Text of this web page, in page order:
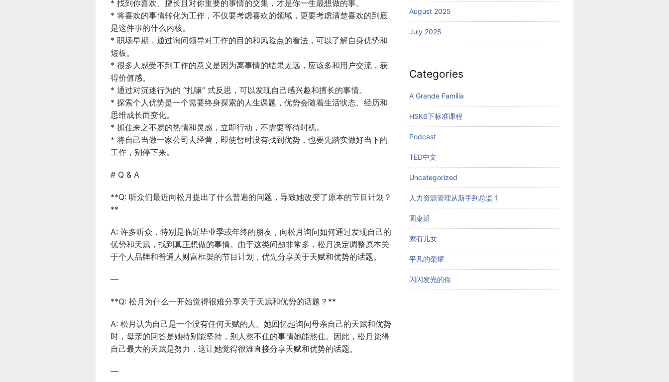
* 找到你喜欢、擅长且对你重要的事情的交集，才是你一生最想做的事。
* 将喜欢的事情转化为工作，不仅要考虑喜欢的领域，更要考虑清楚喜欢的到底
是这件事的什么内核。
* 职场早期，通过询问领导对工作的目的和风险点的看法，可以了解自身优势和
短板。
* 很多人感受不到工作的意义是因为离事情的结果太远，应该多和用户交流，获
得价值感。
* 通过对沉迷行为的 “扎嘛” 式反思，可以发现自己感兴趣和擅长的事情。
* 探索个人优势是一个需要终身探索的人生课题，优势会随着生活状态、经历和
思维成长而变化。
* 抓住来之不易的热情和灵感，立即行动，不需要等待时机。
* 将自己当做一家公司去经营，即使暂时没有找到优势，也要先踏实做好当下的
工作，别停下来。
# Q & A
**Q: 听众们最近向松月提出了什么普遍的问题，导致她改变了原本的节目计划？
**
A: 许多听众，特别是临近毕业季或年终的朋友，向松月询问如何通过发现自己的
优势和天赋，找到真正想做的事情。由于这类问题非常多，松月决定调整原本关
于个人品牌和普通人财富框架的节目计划，优先分享关于天赋和优势的话题。
—
**Q: 松月为什么一开始觉得很难分享关于天赋和优势的话题？**
A: 松月认为自己是一个没有任何天赋的人。她回忆起询问母亲自己的天赋和优势
时，母亲的回答是她特别能坚持，别人熬不住的事情她能熬住。因此，松月觉得
自己最大的天赋是努力，这让她觉得很难直接分享天赋和优势的话题。
—
August 2025
July 2025
Categories
A Grande Família
HSK6下标准课程
Podcast
TED中文
Uncategorized
人力资源管理从新手到总监 1
圆桌派
家有儿女
平凡的榮耀
闪闪发光的你